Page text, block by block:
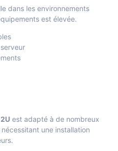
dans les environnements
est élevée.
est adapté à de nombreux
une installation